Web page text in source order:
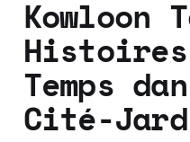
Kowloon
Temps
Cité-